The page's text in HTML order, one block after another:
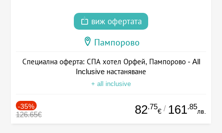
виж офертата
Пампорово
Специална оферта: СПА хотел Орфей, Пампорово - All
Inclusive настаняване
+ all inclusive
-35%
126.65€ 82.75
€ / 161.85
лв.